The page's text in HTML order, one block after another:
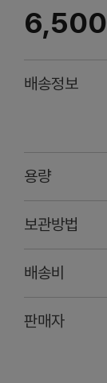
6,500
배송정보
용량
보관방법
배송비
판매자